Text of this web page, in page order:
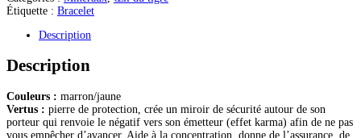
tigre
boules
Étiquette : Bracelet
Description
Description
Couleurs : marron/jaune
Vertus : pierre de protection, crée un miroir de sécurité autour de son
porteur qui renvoie le négatif vers son émetteur (effet karma) afin de ne pas
vous empêcher d’avancer. Aide à la concentration, donne de l’assurance, de